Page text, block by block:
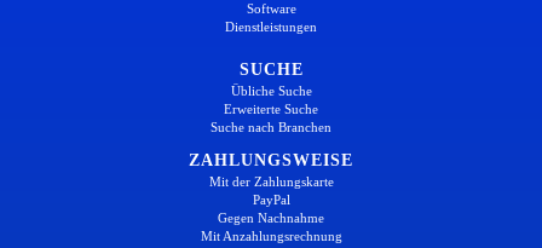
Software
Dienstleistungen
SUCHE
Übliche Suche
Erweiterte Suche
Suche nach Branchen
ZAHLUNGSWEISE
Mit der Zahlungskarte
PayPal
Gegen Nachnahme
Mit Anzahlungsrechnung